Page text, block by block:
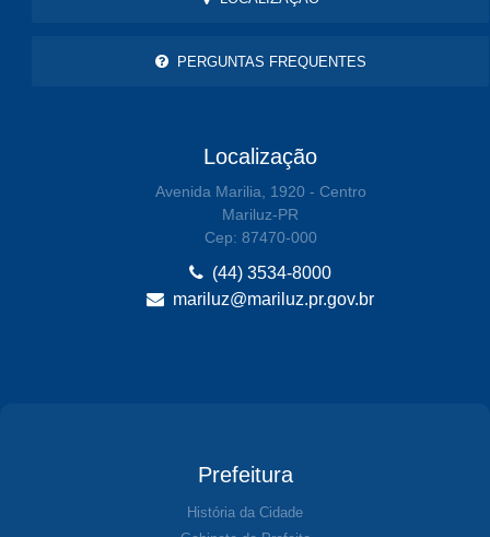
PERGUNTAS FREQUENTES
Localização
Avenida Marilia, 1920 - Centro
Mariluz-PR
Cep: 87470-000
(44) 3534-8000
mariluz@mariluz.pr.gov.br
Prefeitura
História da Cidade